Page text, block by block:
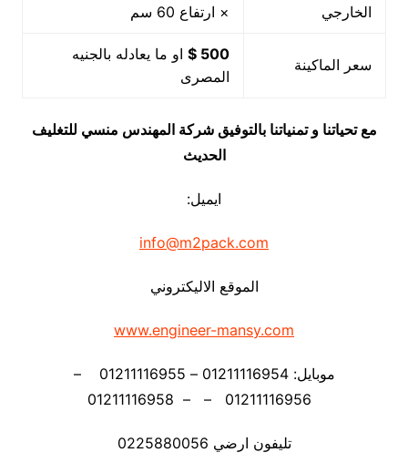
الخارجي
× ارتفاع 60 سم
سعر الماكينة
500 $
او ما يعادله بالجنيه
المصرى
مع تحياتنا و تمنياتنا بالتوفيق شركة المهندس منسي للتغليف
الحديث
ايميل:
info@m2pack.com
الموقع الاليكتروني
www.engineer-mansy.com
موبايل: 01211116954 – 01211116955 –
تليفون ارضي 0225880056